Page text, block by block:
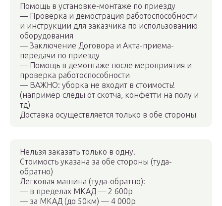
Помощь в установке-монтаже по приезду
— Проверка и демострация работоспособности
и инструкции для заказчика по использованию
оборудования
— Заключение Договора и Акта-приема-
передачи по приезду
— Помощь в демонтаже после мероприятия и
проверка работоспособности
— ВАЖНО: уборка не входит в стоимость!
(например следы от скотча, конфетти на полу и
тд)
Доставка осуществляется только в обе стороны
Нельзя заказать только в одну.
Стоимость указана за обе стороны (туда-
обратно)
Легковая машина (туда-обратно):
— в пределах МКАД — 2 600р
— за МКАД (до 50км) — 4 000р